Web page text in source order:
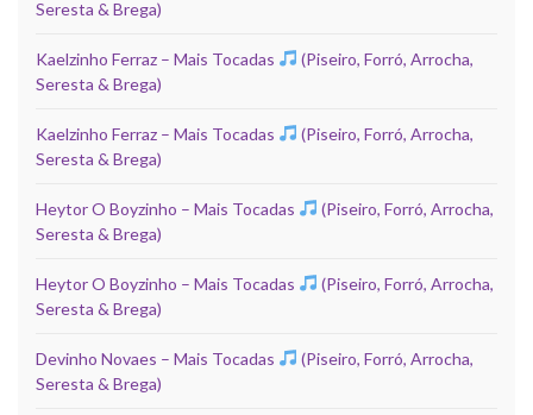
Seresta & Brega)
Kaelzinho Ferraz – Mais Tocadas
(Piseiro, Forró, Arrocha,
Seresta & Brega)
Kaelzinho Ferraz – Mais Tocadas
(Piseiro, Forró, Arrocha,
Seresta & Brega)
Heytor O Boyzinho – Mais Tocadas
(Piseiro, Forró, Arrocha,
Seresta & Brega)
Heytor O Boyzinho – Mais Tocadas
(Piseiro, Forró, Arrocha,
Seresta & Brega)
Devinho Novaes – Mais Tocadas
(Piseiro, Forró, Arrocha,
Seresta & Brega)